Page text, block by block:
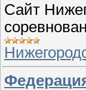
Сайт